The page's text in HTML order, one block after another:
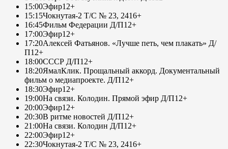
15:00Эфир12+
15:15Чокнутая-2 Т/С № 23, 2416+
16:45Фильм Федерации Д/П12+
17:00Эфир12+
17:20Алексей Фатьянов. «Лучше петь, чем плакать» Д/
П12+
18:00СССР Д/П12+
18:20ЯмалКлик. Прощальный аккорд. Документальный
фильм о медиапроекте. Д/П12+
18:30Эфир12+
19:00На связи. Колодин. Прямой эфир Д/П12+
20:00Эфир12+
20:30В ритме новостей Д/П12+
21:00На связи. Колодин Д/П12+
22:00Эфир12+
22:30Чокнутая-2 Т/С № 23, 2416+